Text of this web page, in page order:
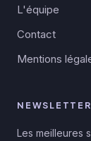
L'équipe
Contact
Mentions
NEWSLETTER
Les meilleures